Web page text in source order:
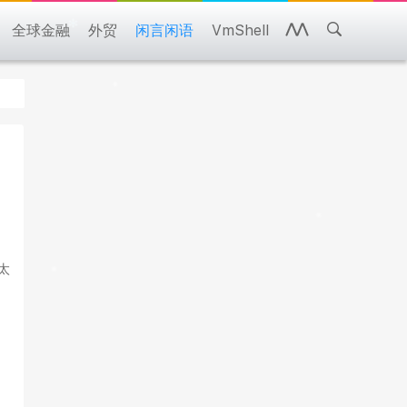
全球金融 外贸 闲言闲语 VmShell